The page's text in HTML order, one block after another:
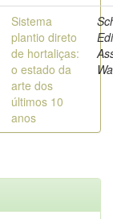
Sistema
plantio direto
de hortaliças:
o estado da
arte dos
últimos 10
anos